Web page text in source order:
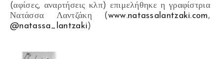
(αφίσες, αναρτήσεις κλπ) επιμελήθηκε η γραφίστρια
Νατάσσα Λαντζάκη (www.natassalantzaki.com,
@natassa_lantzaki)